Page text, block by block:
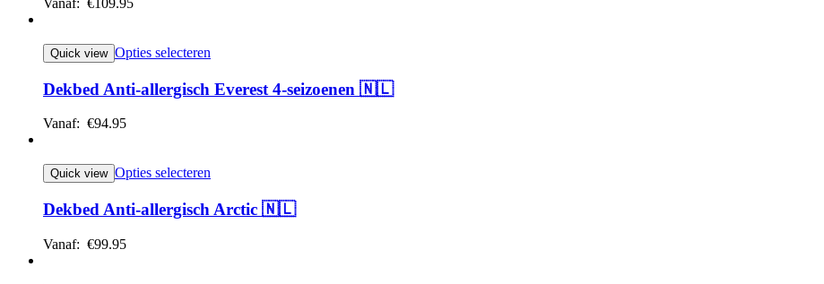
Vanaf: €109.95
Quick view Opties selecteren
Dekbed Anti-allergisch Everest 4-seizoenen 🇳🇱
Vanaf: €94.95
Quick view Opties selecteren
Dekbed Anti-allergisch Arctic 🇳🇱
Vanaf: €99.95